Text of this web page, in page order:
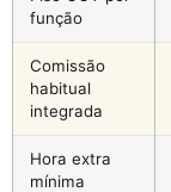
função
Comissão
habitual
integrada
Hora extra
mínima